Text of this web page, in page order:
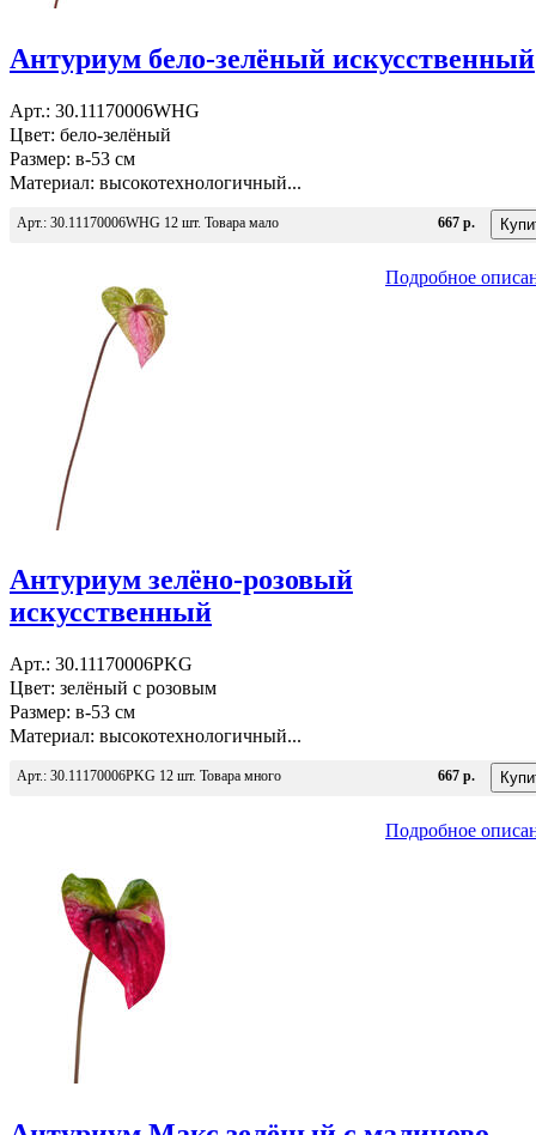
Антуриум бело-зелёный искусственный
Арт.: 30.11170006WHG
Цвет: бело-зелёный
Размер: в-53 см
Материал: высокотехнологичный...
Арт.: 30.11170006WHG 12 шт. Товара мало 667 р.
Подробное
Антуриум зелёно-розовый
искусственный
Арт.: 30.11170006PKG
Цвет: зелёный с розовым
Размер: в-53 см
Материал: высокотехнологичный...
Арт.: 30.11170006PKG 12 шт. Товара много 667 р.
Подробное